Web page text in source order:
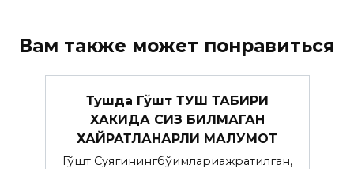
Вам также может понравиться
Тушда Гўшт ТУШ ТАБИРИ
ХАКИДА СИЗ БИЛМАГАН
ХАЙРАТЛАНАРЛИ МАЛУМОТ
Гўшт Суягинингбўғимлариажратилган,